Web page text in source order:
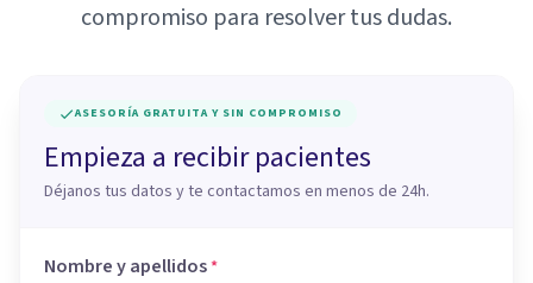
compromiso para resolver tus dudas.
ASESORÍA GRATUITA Y SIN COMPROMISO
Empieza a recibir pacientes
Déjanos tus datos y te contactamos en menos de 24h.
Nombre y apellidos*